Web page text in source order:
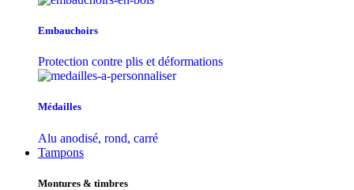
Embauchoirs
Protection contre plis et déformations
Médailles
Alu anodisé, rond, carré
Tampons
Montures & timbres